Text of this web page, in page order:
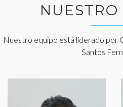
Nuestro equipo está liderado por
Santos